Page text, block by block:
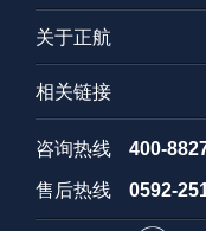
关于正航
相关链接
咨询热线 400-
售后热线 0592-